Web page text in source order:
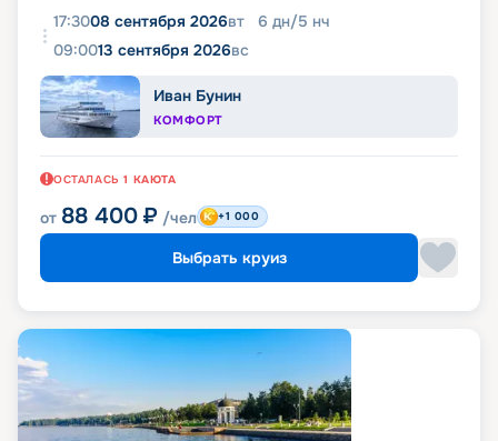
17:3008 сентября 2026вт 6 дн/5 нч
09:0013 сентября 2026вс
Иван Бунин
КОМФОРТ
ОСТАЛАСЬ 1 КАЮТА
от 88 400 ₽ /чел +1 000
Выбрать круиз